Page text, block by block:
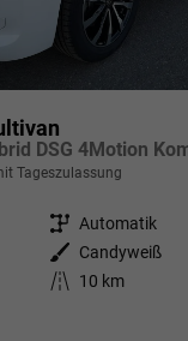
Tageszulassung
Getriebe Automatik
Außenfarbe
Candyweiß
Kilometerstand
10 km